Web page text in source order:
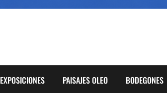
EXPOSICIONES PAISAJES OLEO BODEGONES